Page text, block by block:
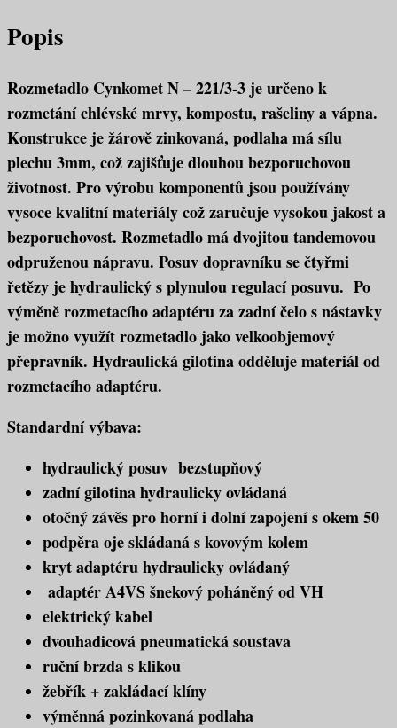
Popis
Rozmetadlo Cynkomet N – 221/3-3 je určeno k
rozmetání chlévské mrvy, kompostu, rašeliny a vápna.
Konstrukce je žárově zinkovaná, podlaha má sílu
plechu 3mm, což zajišťuje dlouhou bezporuchovou
životnost. Pro výrobu komponentů jsou používány
vysoce kvalitní materiály což zaručuje vysokou jakost a
bezporuchovost. Rozmetadlo má dvojitou tandemovou
odpruženou nápravu. Posuv dopravníku se čtyřmi
řetězy je hydraulický s plynulou regulací posuvu. Po
výměně rozmetacího adaptéru za zadní čelo s nástavky
je možno využít rozmetadlo jako velkoobjemový
přepravník. Hydraulická gilotina odděluje materiál od
rozmetacího adaptéru.
Standardní výbava:
hydraulický posuv bezstupňový
zadní gilotina hydraulicky ovládaná
otočný závěs pro horní i dolní zapojení s okem 50
podpěra oje skládaná s kovovým kolem
kryt adaptéru hydraulicky ovládaný
adaptér A4VS šnekový poháněný od VH
elektrický kabel
dvouhadicová pneumatická soustava
ruční brzda s klikou
žebřík + zakládací klíny
výměnná pozinkovaná podlaha